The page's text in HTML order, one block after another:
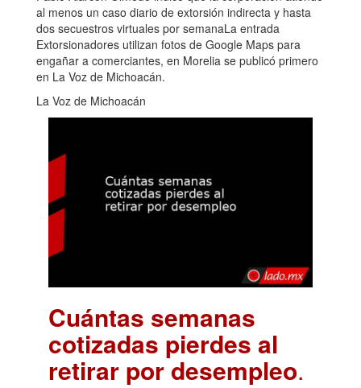
al menos un caso diario de extorsión indirecta y hasta
dos secuestros virtuales por semanaLa entrada
Extorsionadores utilizan fotos de Google Maps para
engañar a comerciantes, en Morelia se publicó primero
en La Voz de Michoacán.
La Voz de Michoacán
Cuántas semanas
cotizadas pierdes al
retirar por desempleo.